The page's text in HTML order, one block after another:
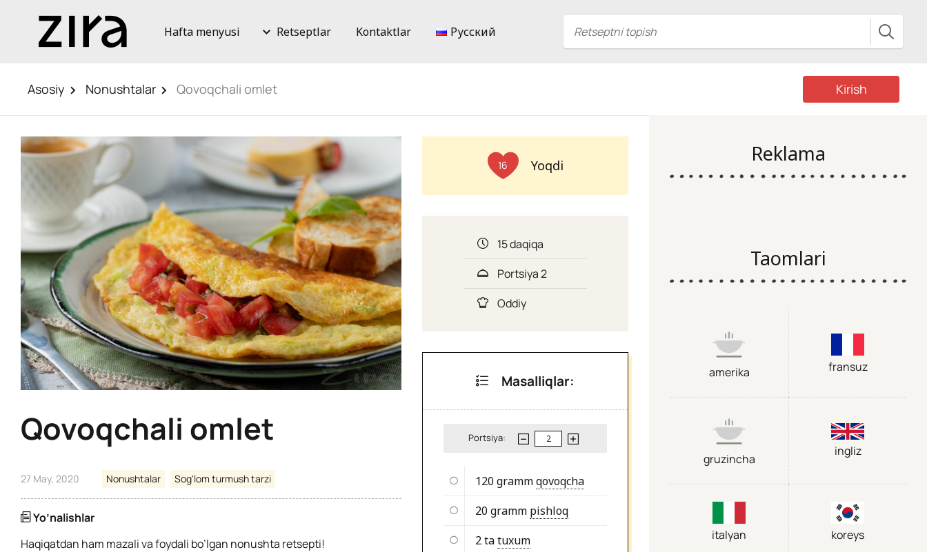
Hafta menyusi Retseptlar Kontaktlar Русский
Asosiy Nonushtalar Qovoqchali omlet Kirish
Qovoqchali omlet
27 May, 2020 Nonushtalar Sog'lom turmush tarzi
Yo’nalishlar
Haqiqatdan ham mazali va foydali bo’lgan nonushta retsepti!
16 Yoqdi
15 daqiqa
Portsiya 2
Oddiy
Masalliqlar:
Portsiya:
120 grammqovoqcha
20 gramm pishloq
2 tatuxum
Reklama
Taomlari
amerika fransuz
gruzincha
ingliz
italyan koreys